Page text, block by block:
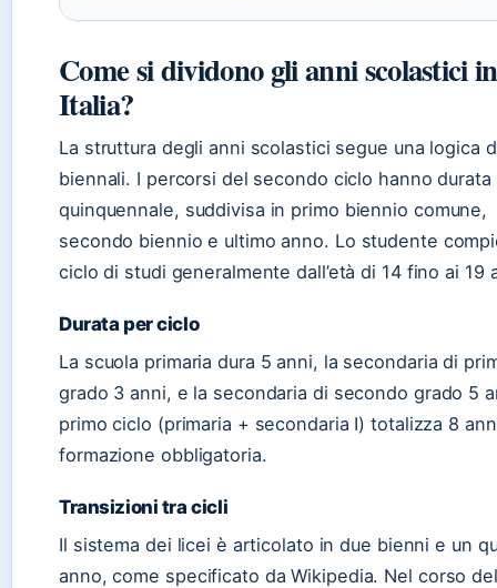
Come si dividono gli anni scolastici in
Italia?
La struttura degli anni scolastici segue una logica
biennali. I percorsi del secondo ciclo hanno durata
quinquennale, suddivisa in primo biennio comune,
secondo biennio e ultimo anno. Lo studente
ciclo di studi generalmente dall’età di 14 fino ai 19
Durata per ciclo
La scuola primaria dura 5 anni, la secondaria di
grado 3 anni, e la secondaria di secondo grado 5
primo ciclo (primaria + secondaria I) totalizza 8
formazione obbligatoria.
Transizioni tra cicli
Il sistema dei licei è articolato in due bienni e un
anno, come specificato da Wikipedia. Nel corso del